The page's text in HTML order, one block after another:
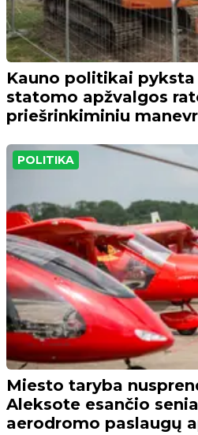
Kauno politikai
statomo apžvalgos
priešrinkiminiu
POLITIKA
Miesto taryba
Aleksote esančio
aerodromo paslaugų